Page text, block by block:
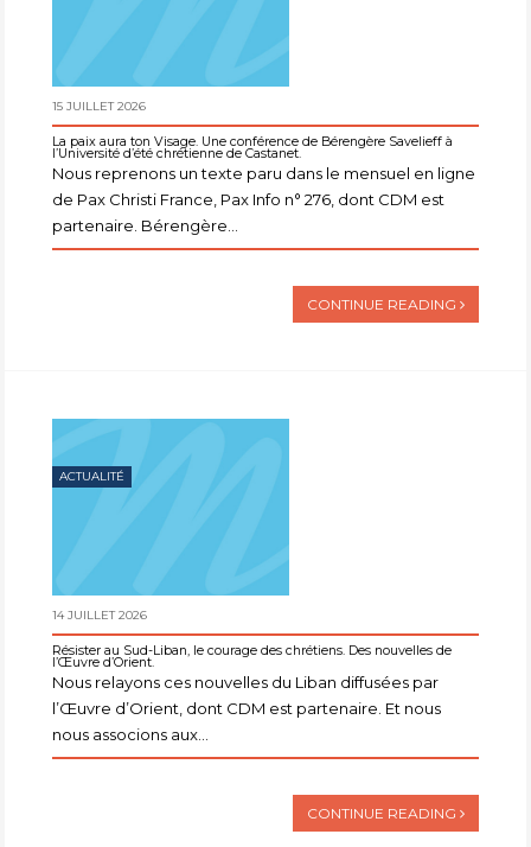
15 JUILLET 2026
La paix aura ton Visage. Une conférence de Bérengère Savelieff à
l’Université d’été chrétienne de Castanet.
Nous reprenons un texte paru dans le mensuel en ligne
de Pax Christi France, Pax Info n° 276, dont CDM est
partenaire. Bérengère...
CONTINUE READING
ACTUALITÉ
14 JUILLET 2026
Résister au Sud-Liban, le courage des chrétiens. Des nouvelles de
l’Œuvre d’Orient.
Nous relayons ces nouvelles du Liban diffusées par
l’Œuvre d’Orient, dont CDM est partenaire. Et nous
nous associons aux...
CONTINUE READING